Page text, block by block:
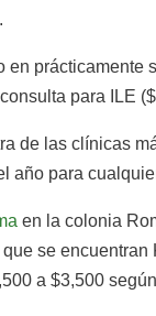
en
para ILE
de las clínicas
año para
en la colonia
se
a $3,500